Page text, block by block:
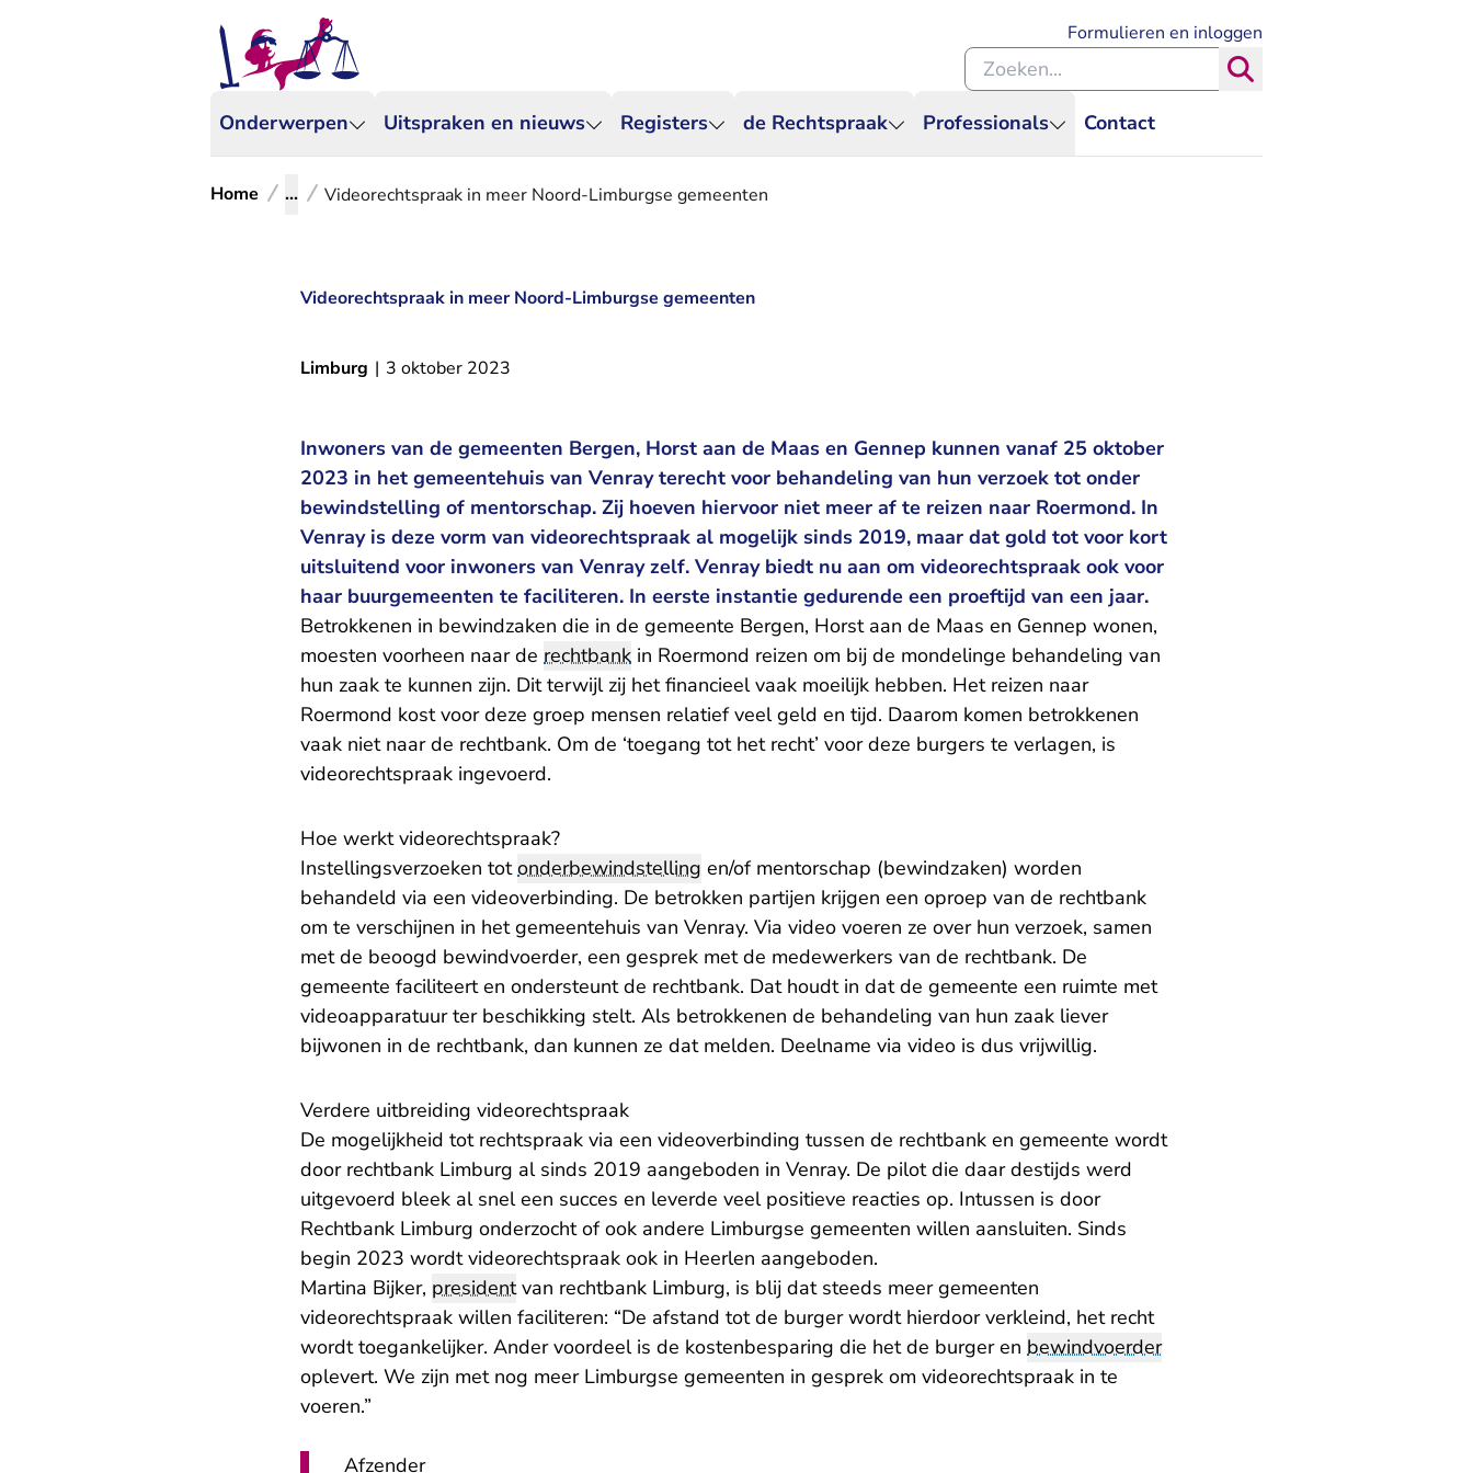
Onderwerpen Uitspraken en nieuws Registers de Rechtspraak Professionals Contact
Formulieren en inloggen
Zoeken binnen de Rechtspraak
Home ... Videorechtspraak in meer Noord-Limburgse gemeenten
Videorechtspraak in meer Noord-Limburgse gemeenten
Limburg | 3 oktober 2023
Inwoners van de gemeenten Bergen, Horst aan de Maas en Gennep kunnen vanaf 25 oktober
2023 in het gemeentehuis van Venray terecht voor behandeling van hun verzoek tot onder
bewindstelling of mentorschap. Zij hoeven hiervoor niet meer af te reizen naar Roermond. In
Venray is deze vorm van videorechtspraak al mogelijk sinds 2019, maar dat gold tot voor kort
uitsluitend voor inwoners van Venray zelf. Venray biedt nu aan om videorechtspraak ook voor
haar buurgemeenten te faciliteren. In eerste instantie gedurende een proeftijd van een jaar.
Betrokkenen in bewindzaken die in de gemeente Bergen, Horst aan de Maas en Gennep wonen,
moesten voorheen naar de rechtbank in Roermond reizen om bij de mondelinge behandeling van
hun zaak te kunnen zijn. Dit terwijl zij het financieel vaak moeilijk hebben. Het reizen naar
Roermond kost voor deze groep mensen relatief veel geld en tijd. Daarom komen betrokkenen
vaak niet naar de rechtbank. Om de ‘toegang tot het recht’ voor deze burgers te verlagen, is
videorechtspraak ingevoerd.
Hoe werkt videorechtspraak?
Instellingsverzoeken totonderbewindstelling en/of mentorschap (bewindzaken) worden
behandeld via een videoverbinding. De betrokken partijen krijgen een oproep van de rechtbank
om te verschijnen in het gemeentehuis van Venray. Via video voeren ze over hun verzoek, samen
met de beoogd bewindvoerder, een gesprek met de medewerkers van de rechtbank. De
gemeente faciliteert en ondersteunt de rechtbank. Dat houdt in dat de gemeente een ruimte met
videoapparatuur ter beschikking stelt. Als betrokkenen de behandeling van hun zaak liever
bijwonen in de rechtbank, dan kunnen ze dat melden. Deelname via video is dus vrijwillig.
Verdere uitbreiding videorechtspraak
De mogelijkheid tot rechtspraak via een videoverbinding tussen de rechtbank en gemeente wordt
door rechtbank Limburg al sinds 2019 aangeboden in Venray. De pilot die daar destijds werd
uitgevoerd bleek al snel een succes en leverde veel positieve reacties op. Intussen is door
Rechtbank Limburg onderzocht of ook andere Limburgse gemeenten willen aansluiten. Sinds
begin 2023 wordt videorechtspraak ook in Heerlen aangeboden.
Martina Bijker, presidentvan rechtbank Limburg, is blij dat steeds meer gemeenten
videorechtspraak willen faciliteren: “De afstand tot de burger wordt hierdoor verkleind, het recht
wordt toegankelijker. Ander voordeel is de kostenbesparing die het de burger en bewindvoerder
oplevert. We zijn met nog meer Limburgse gemeenten in gesprek om videorechtspraak in te
voeren.”
Afzender